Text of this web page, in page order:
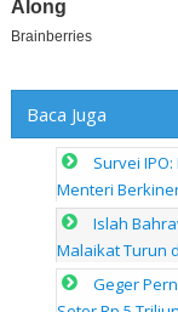
Baca Juga
Survei
Menteri
Islah
Malaikat Turun
Geger